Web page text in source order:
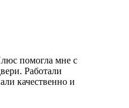
помогла мне с
Работали
качественно и